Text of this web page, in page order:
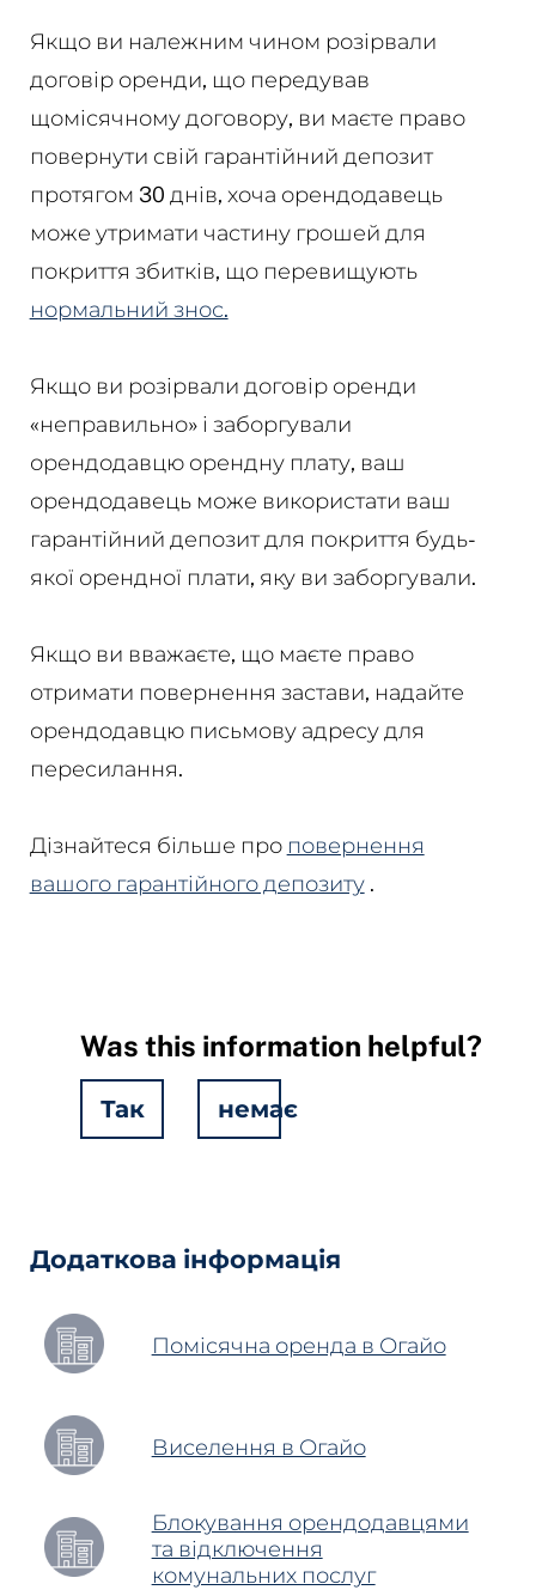
Якщо ви належним чином розірвали
договір оренди, що передував
щомісячному договору, ви маєте право
повернути свій гарантійний депозит
протягом 30 днів, хоча орендодавець
може утримати частину грошей для
покриття збитків, що перевищують
нормальний знос.
Якщо ви розірвали договір оренди
«неправильно» і заборгували
орендодавцю орендну плату, ваш
орендодавець може використати ваш
гарантійний депозит для покриття будь-
якої орендної плати, яку ви заборгували.
Якщо ви вважаєте, що маєте право
отримати повернення застави, надайте
орендодавцю письмову адресу для
пересилання.
Дізнайтеся більше про повернення
вашого гарантійного депозиту.
Was this information helpful?
Так немає
Додаткова інформація
Помісячна оренда в Огайо
Виселення в Огайо
Блокування орендодавцями
та відключення
комунальних послуг